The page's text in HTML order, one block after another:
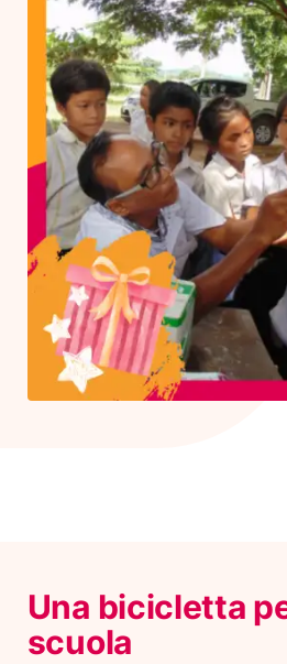
Una bicicletta
scuola